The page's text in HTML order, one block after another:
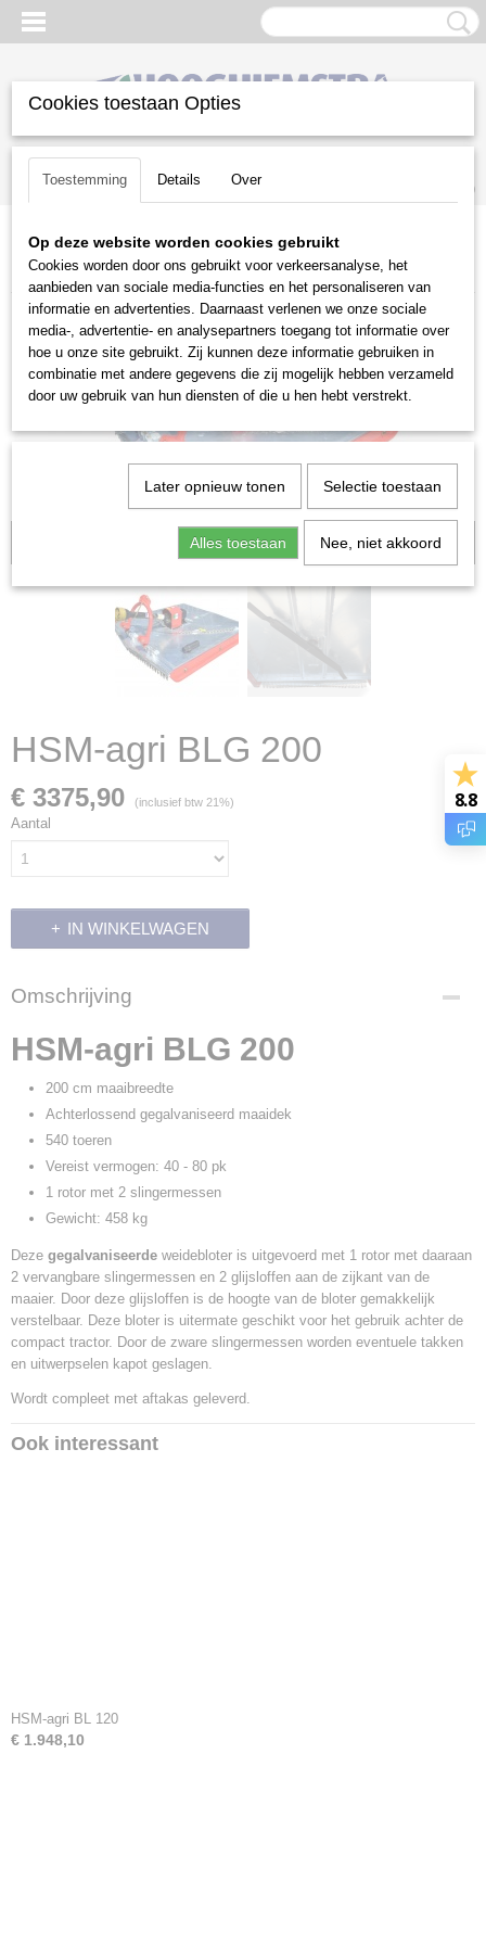
Inloggen Registreren
(0)
Home >Groot materieel>Aanbouwwerktuigen>
HSM-agri BLG 200
Voorraad: 0
HSM-agri BLG 200
€ 3375,90 (inclusief btw 21%)
Aantal
IN WINKELWAGEN
Omschrijving
HSM-agri BLG 200
200 cm maaibreedte
Achterlossend gegalvaniseerd maaidek
540 toeren
Vereist vermogen: 40 - 80 pk
1 rotor met 2 slingermessen
Gewicht: 458 kg
Deze gegalvaniseerde weidebloter is uitgevoerd met 1 rotor met daaraan
2 vervangbare slingermessen en 2 glijsloffen aan de zijkant van de
maaier. Door deze glijsloffen is de hoogte van de bloter gemakkelijk
verstelbaar. Deze bloter is uitermate geschikt voor het gebruik achter de
compact tractor. Door de zware slingermessen worden eventuele takken
en uitwerpselen kapot geslagen.
Wordt compleet met aftakas geleverd.
Ook interessant
HSM-agri BL 120
€ 1.948,10
8.8
Cookies toestaan Opties
Toestemming Details Over
Op deze website worden cookies gebruikt
Cookies worden door ons gebruikt voor verkeersanalyse, het
aanbieden van sociale media-functies en het personaliseren van
informatie en advertenties. Daarnaast verlenen we onze sociale
media-, advertentie- en analysepartners toegang tot informatie over
hoe u onze site gebruikt. Zij kunnen deze informatie gebruiken in
combinatie met andere gegevens die zij mogelijk hebben verzameld
door uw gebruik van hun diensten of die u hen hebt verstrekt.
Later opnieuw tonen Selectie toestaan
Alles toestaan Nee, niet akkoord